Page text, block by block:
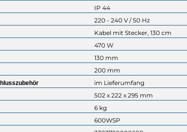
IP 44
220 - 240 V / 50 Hz
Kabel mit Stecker, 130 cm
470 W
130 mm
200 mm
im Lieferumfang
502 x 222 x 295 mm
6 kg
600WSP